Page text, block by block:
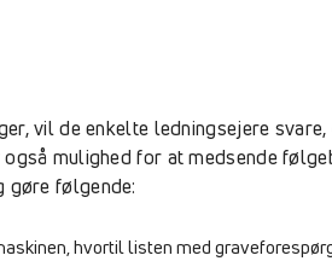
vil de enkelte ledningsejere
mulighed for at medsende
gøre følgende:
hvortil listen med